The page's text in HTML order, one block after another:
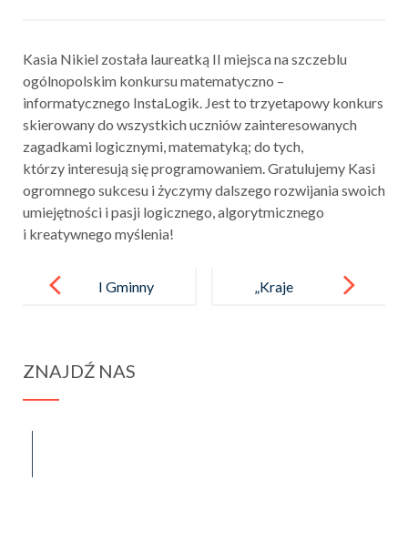
Kasia Nikiel została laureatką II miejsca na szczeblu
ogólnopolskim konkursu matematyczno –
informatycznego InstaLogik. Jest to trzyetapowy konkurs
skierowany do wszystkich uczniów zainteresowanych
zagadkami logicznymi, matematyką; do tych,
którzy interesują się programowaniem. Gratulujemy Kasi
ogromnego sukcesu i życzymy dalszego rozwijania swoich
umiejętności i pasji logicznego, algorytmicznego
i kreatywnego myślenia!
navigation
I Gminny
Polskiego
„Kraje
ZNAJDŹ NAS